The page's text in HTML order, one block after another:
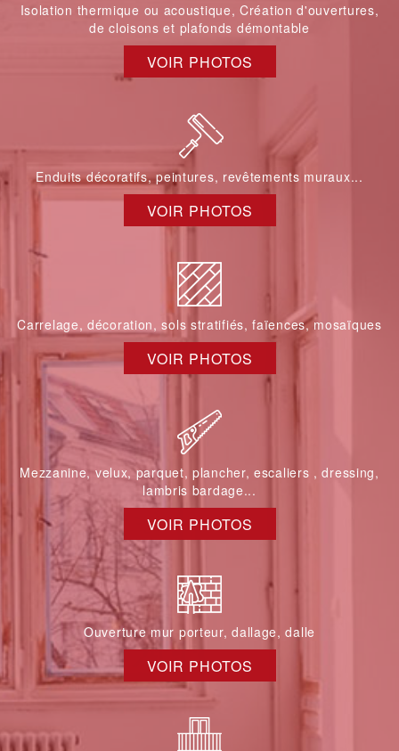
Isolation thermique ou acoustique, Création d'ouvertures,
de cloisons et plafonds démontable
VOIR PHOTOS
Enduits décoratifs, peintures, revêtements muraux...
VOIR PHOTOS
Carrelage, décoration, sols stratifiés, faïences, mosaïques
VOIR PHOTOS
Mezzanine, velux, parquet, plancher, escaliers , dressing,
lambris bardage...
VOIR PHOTOS
Ouverture mur porteur, dallage, dalle
VOIR PHOTOS